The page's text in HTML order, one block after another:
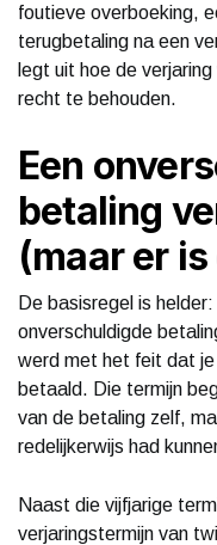
foutieve overboeking,
terugbetaling na een
legt uit hoe de
recht te behouden.
Een
betaling
(maar er
De basisregel is
onverschuldigde
werd met het feit dat
betaald. Die termijn
van de betaling zelf,
redelijkerwijs had
Naast die vijfjarige
verjaringstermijn van